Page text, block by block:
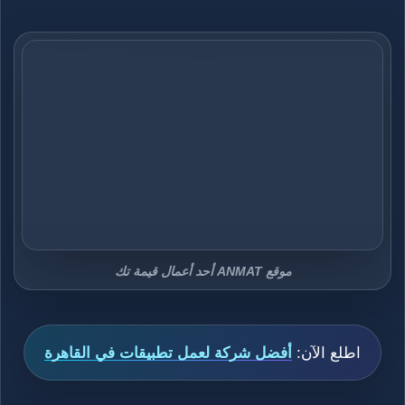
موقع ANMAT أحد أعمال قيمة تك
اطلع الآن: أفضل شركة لعمل تطبيقات في القاهرة